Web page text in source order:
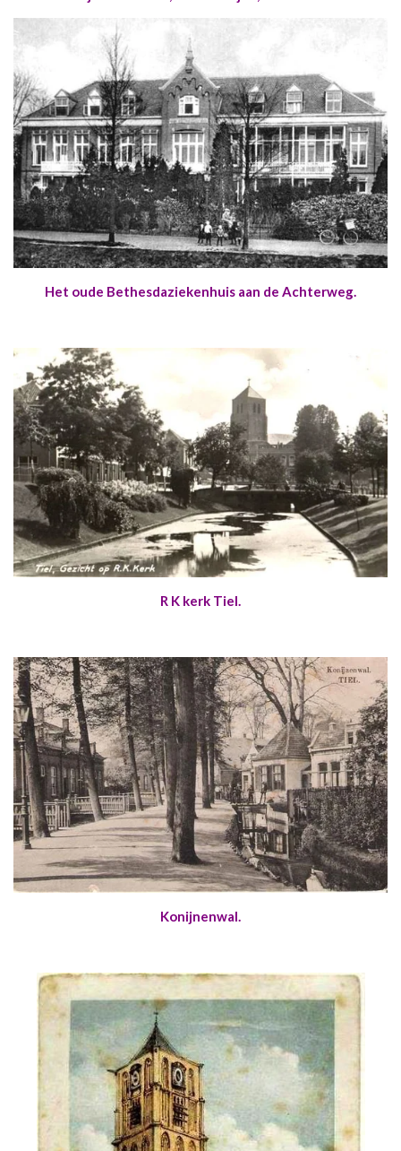
Het oude Bethesdaziekenhuis aan de Achterweg.
R K kerk Tiel.
Konijnenwal.